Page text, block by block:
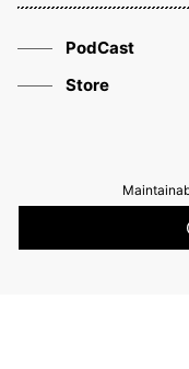
PodCast
Store